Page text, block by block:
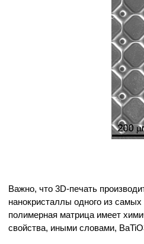
Важно, что 3D-печать
нанокристаллы одного из
полимерная матрица имеет
свойства, иными словами,